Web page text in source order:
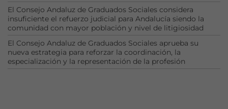
El Consejo Andaluz de Graduados Sociales considera
insuficiente el refuerzo judicial para Andalucía siendo la
comunidad con mayor población y nivel de litigiosidad
El Consejo Andaluz de Graduados Sociales aprueba su
nueva estrategia para reforzar la coordinación, la
especialización y la representación de la profesión